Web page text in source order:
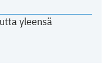
yleensä